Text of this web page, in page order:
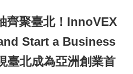
齊聚臺北！InnoVEX
Start a Business
臺北成為亞洲創業首